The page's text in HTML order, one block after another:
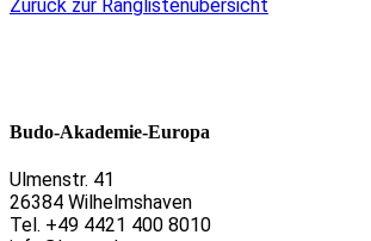
Zurück zur Ranglistenübersicht
Budo-Akademie-Europa
Ulmenstr. 41
26384 Wilhelmshaven
Tel. +49 4421 400 8010